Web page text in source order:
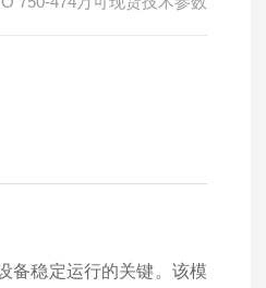
备稳定运行的关键。该模